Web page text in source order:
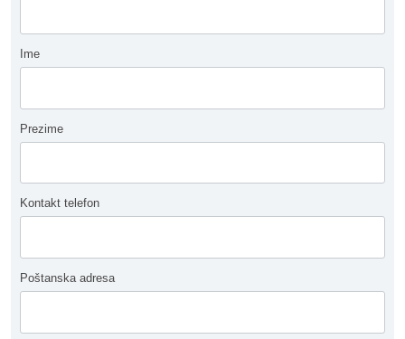
Ime
Prezime
Kontakt telefon
Poštanska adresa